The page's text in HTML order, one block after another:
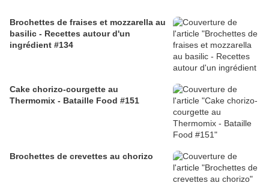
Brochettes de fraises et mozzarella au
basilic - Recettes autour d'un
ingrédient #134
Cake chorizo-courgette au
Thermomix - Bataille Food #151
Brochettes de crevettes au chorizo